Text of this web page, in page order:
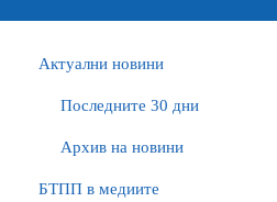
Актуални новини
Последните 30 дни
Архив на новини
БTПП в медиите